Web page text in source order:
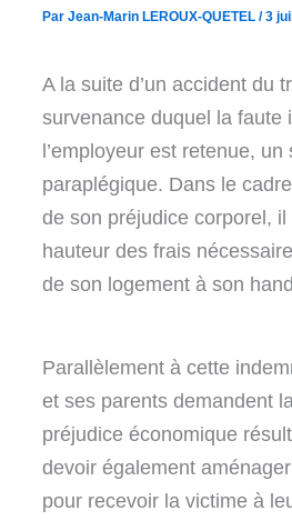
ParJean-Marin LEROUX-QUETEL/3
A la suite d’un accident du
survenance duquel la faute
l’employeur est retenue,
paraplégique. Dans le
de son préjudice corporel,
hauteur des frais
de son logement à son
Parallèlement à cette
et ses parents demandent
préjudice économique
devoir également
pour recevoir la victime à